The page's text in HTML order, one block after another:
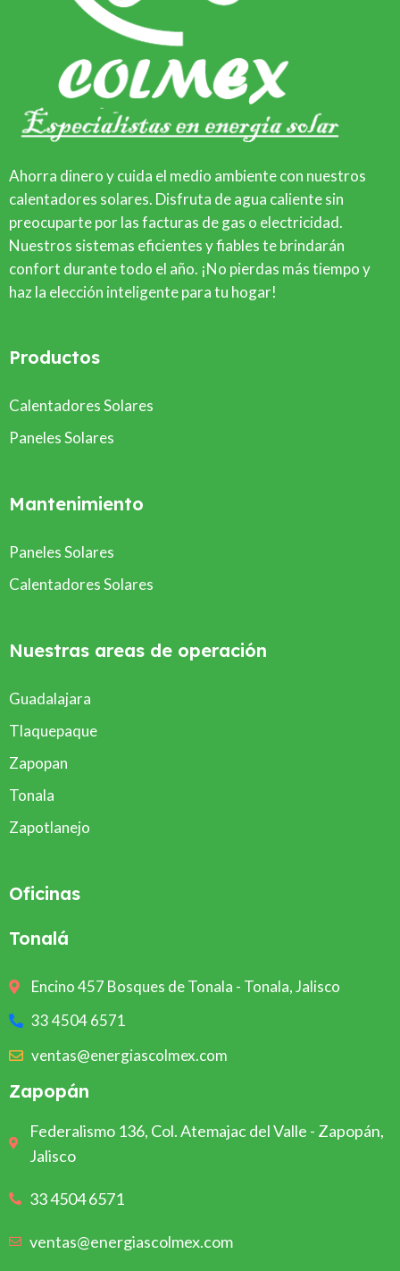
Ahorra dinero y cuida el medio ambiente con nuestros
calentadores solares. Disfruta de agua caliente sin
preocuparte por las facturas de gas o electricidad.
Nuestros sistemas eficientes y fiables te brindarán
confort durante todo el año. ¡No pierdas más tiempo y
haz la elección inteligente para tu hogar!
Productos
Calentadores Solares
Paneles Solares
Mantenimiento
Paneles Solares
Calentadores Solares
Nuestras areas de operación
Guadalajara
Tlaquepaque
Zapopan
Tonala
Zapotlanejo
Oficinas
Tonalá
Encino 457 Bosques de Tonala - Tonala, Jalisco
33 4504 6571
ventas@energiascolmex.com
Zapopán
Federalismo 136, Col. Atemajac del Valle - Zapopán,
Jalisco
33 4504 6571
ventas@energiascolmex.com